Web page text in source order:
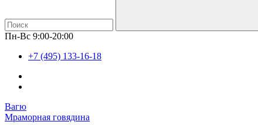
Пн-Вс 9:00-20:00
+7 (495) 133-16-18
Вагю
Мраморная говядина